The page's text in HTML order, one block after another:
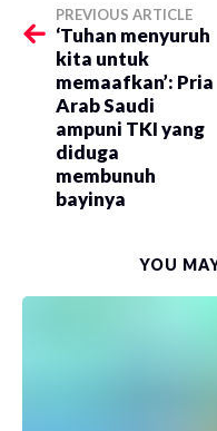
PREVIOUS ARTICLE
‘Tuhan menyuruh
kita untuk
memaafkan’: Pria
Arab Saudi
ampuni TKI yang
diduga
membunuh
bayinya
YOU